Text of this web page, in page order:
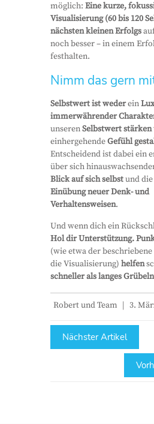
möglich: Eine kurze,
Visualisierung (60 bis 120
nächsten kleinen Erfolgs
noch besser – in einem
festhalten.
Nimm das gern
Selbstwert ist wederein
immerwährender
unserenSelbstwert stärken
einhergehendeGefühl
Entscheidend ist dabei ein
über sich
Blick auf sich selbstund
Einübung neuer Denk- und
Verhaltensweisen.
Und wenn dich ein
Hol dir Unterstützung.
(wie etwa der
die Visualisierung) helfen
schneller als langes Grübeln
Robert und Team | 3.